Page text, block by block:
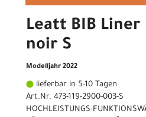
Leatt BIB Liner
noir S
Modelljahr 2022
lieferbar in 5-10 Tagen
Art.Nr. 473-119-2900-003-S
HOCHLEISTUNGS-